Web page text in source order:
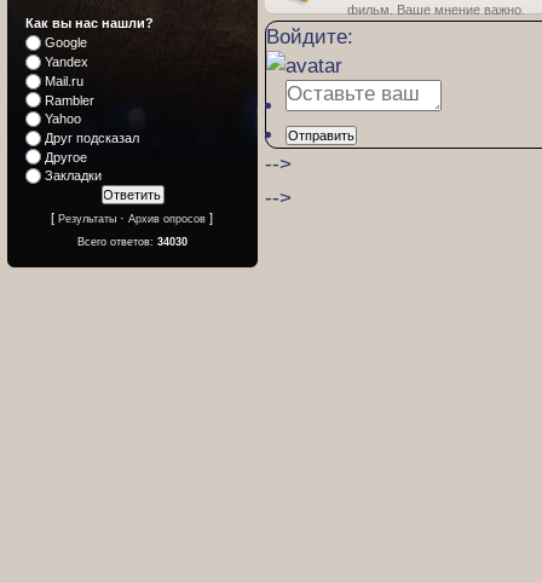
фильм. Ваше мнение важно.
Войдите:
Отправить
-->
-->
Как вы нас нашли?
Google
Yandex
Mail.ru
Rambler
Yahoo
Друг подсказал
Другое
Закладки
[Результаты ·Архив опросов ]
Всего ответов: 34030